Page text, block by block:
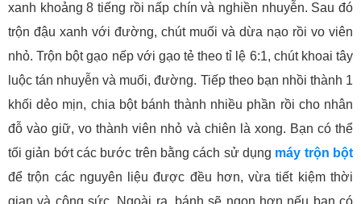
xanh khoảng 8 tiếng rồi nấp chín và nghiền nhuyễn. Sau đó
trộn đậu xanh với đường, chút muối và dừa nạo rồi vo viên
nhỏ. Trộn bột gạo nếp với gạo tẻ theo tỉ lệ 6:1, chút khoai tây
luộc tán nhuyễn và muối, đường. Tiếp theo bạn nhồi thành 1
khối dẻo mịn, chia bột bánh thành nhiều phần rồi cho nhân
đỗ vào giữ, vo thành viên nhỏ và chiên là xong. Bạn có thể
tối giản bớt các bước trên bằng cách sử dụng máy trộn bột
để trộn các nguyên liệu được đều hơn, vừa tiết kiệm thời